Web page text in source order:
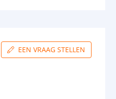
EEN VRAAG STELLEN